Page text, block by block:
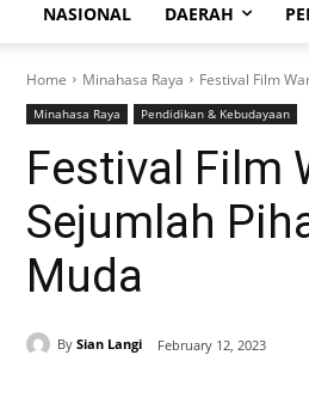
NASIONAL DAERAH
Home Minahasa Raya Festival Film
Minahasa Raya Pendidikan & Kebudayaan
Festival Film
Sejumlah
Muda
By Sian Langi February 12, 2023